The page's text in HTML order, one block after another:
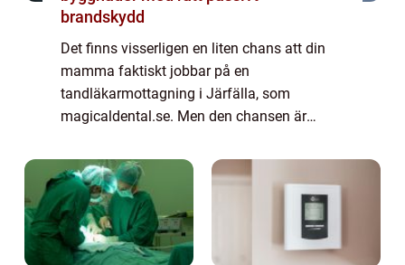
brandskydd
Det finns visserligen en liten chans att din
mamma faktiskt jobbar på en
tandläkarmottagning i Järfälla, som
magicaldental.se. Men den chansen är
sannolikhet jobbar inte din mamma hos en
tandläkare. Ändå har de n...